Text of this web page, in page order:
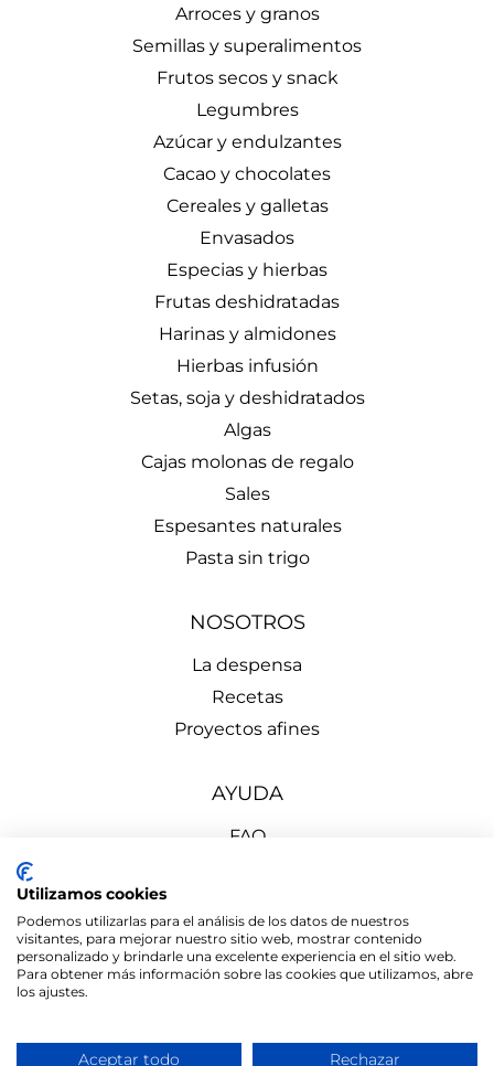
Arroces y granos
Semillas y superalimentos
Frutos secos y snack
Legumbres
Azúcar y endulzantes
Cacao y chocolates
Cereales y galletas
Envasados
Especias y hierbas
Frutas deshidratadas
Harinas y almidones
Hierbas infusión
Setas, soja y deshidratados
Algas
Cajas molonas de regalo
Sales
Espesantes naturales
Pasta sin trigo
NOSOTROS
La despensa
Recetas
Proyectos afines
AYUDA
FAQ
Política de Privacidad
Política de Cookies
Utilizamos cookies
Podemos utilizarlas para el análisis de los datos de nuestros
visitantes, para mejorar nuestro sitio web, mostrar contenido
personalizado y brindarle una excelente experiencia en el sitio web.
Para obtener más información sobre las cookies que utilizamos, abre
los ajustes.
Aceptar todo Rechazar